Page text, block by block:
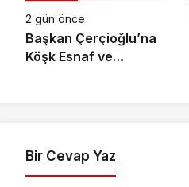
2 gün önce
Başkan Çerçioğlu’na
Köşk Esnaf ve
Bir Cevap Yaz